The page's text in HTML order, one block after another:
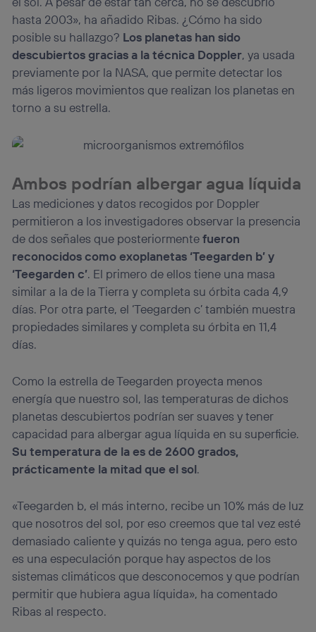
hasta 2003», ha añadido Ribas. ¿Cómo ha sido
posible su hallazgo? Los planetas han sido
descubiertos gracias a la técnica Doppler, ya usada
previamente por la NASA, que permite detectar los
más ligeros movimientos que realizan los planetas en
torno a su estrella.
Ambos podrían albergar agua líquida
Las mediciones y datos recogidos por Doppler
permitieron a los investigadores observar la presencia
de dos señales que posteriormentefueron
reconocidos como exoplanetas ‘Teegarden b’ y
‘Teegarden c’. El primero de ellos tiene una masa
similar a la de la Tierra y completa su órbita cada 4,9
días. Por otra parte, el ‘Teegarden c’ también muestra
propiedades similares y completa su órbita en 11,4
días.
Como la estrella de Teegarden proyecta menos
energía que nuestro sol, las temperaturas de dichos
planetas descubiertos podrían ser suaves y tener
capacidad para albergar agua líquida en su superficie.
Su temperatura de la es de 2600 grados,
prácticamente la mitad que el sol.
«Teegarden b, el más interno, recibe un 10% más de luz
que nosotros del sol, por eso creemos que tal vez esté
demasiado caliente y quizás no tenga agua, pero esto
es una especulación porque hay aspectos de los
sistemas climáticos que desconocemos y que podrían
permitir que hubiera agua líquida», ha comentado
Ribas al respecto.